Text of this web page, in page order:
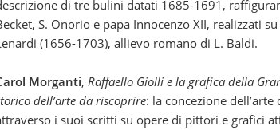
di tre bulini datati 1685-1691,
S. Onorio e papa Innocenzo XII, realizzati
(1656-1703), allievo romano di L. Baldi.
Morganti, Raffaello Giolli e la grafica della
dell’arte da riscoprire: la concezione
i suoi scritti su opere di pittori e grafici